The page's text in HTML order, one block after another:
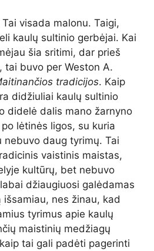
Tai visada malonu. Taigi,
kaulų sultinio gerbėjai. Kai
šia sritimi, dar prieš
buvo per Weston A.
tradicijos. Kaip
didžiuliai kaulų sultinio
didelė dalis mano žarnyno
lėtinės ligos, su kuria
nebuvo daug tyrimų. Tai
vaistinis maistas,
kultūrų, bet nebuvo
džiaugiuosi galėdamas
nes žinau, kad
tyrimus apie kaulų
maistinių medžiagų
tai gali padėti pagerinti